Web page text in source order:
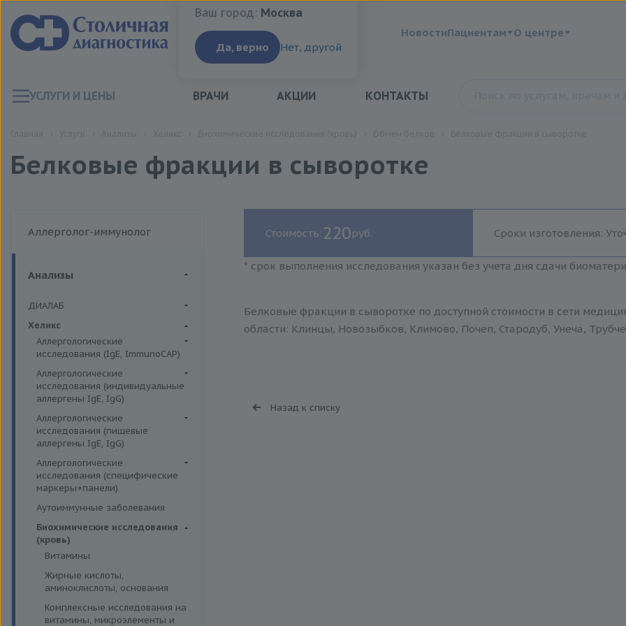
Ваш город:Москва
Ваш город: Москва
Да, верно Нет, другой
НовостиПациентам О центре
УСЛУГИ И ЦЕНЫ ВРАЧИ АКЦИИ КОНТАКТЫ
Белковые фракции в сыворотке
Аллерголог-иммунолог
Анализы
ДИАЛАБ
Биохимия крови
Хеликс
Аллергологические
исследования (IgE, ImmunoCAP)
Аллергены животных
Аллергены пыльцы
Бытовые аллергены
Пищевые аллегрены
Аллергологические
исследования (индивидуальные
аллергены IgE, IgG)
Аллергены гельминтов IgE
Аллергены деревьев IgE, IgG
Аллергены металлов IgE
Аллергены сорных трав IgE
Аллергены трав IgE
Бытовые аллергены IgE, IgG
Инсектные аллергены IgE
Лекарственные аллергены IgE,
IgG
Прочие аллергены IgE, IgG
Аллергологические
исследования (пищевые
аллергены IgE, IgG)
Пищевые аллегрены IgE
Пищевые аллегрены IgG
Аллергологические
исследования (специфические
маркеры+панели)
Неспецифические маркеры
аллергических реакций
Определение специфических
иммуноглобулинов класса G
иммуноглобулинов класса Е
Прогнозирование
Аутоиммунные заболевания
Биохимические исследования
(кровь)
Витамины
Жирные кислоты,
аминоклислоты, основания
Комплексные исследования на
витамины, микроэлементы и
Стоимость:220руб. Сроки изготовления:
* срок выполнения исследования указан без учета дня сдачи
Белковые фракции в сыворотке по доступной стоимости в сети
области: Клинцы, Новозыбков, Климово, Почеп, Стародуб, Унеча,
Назад к списку